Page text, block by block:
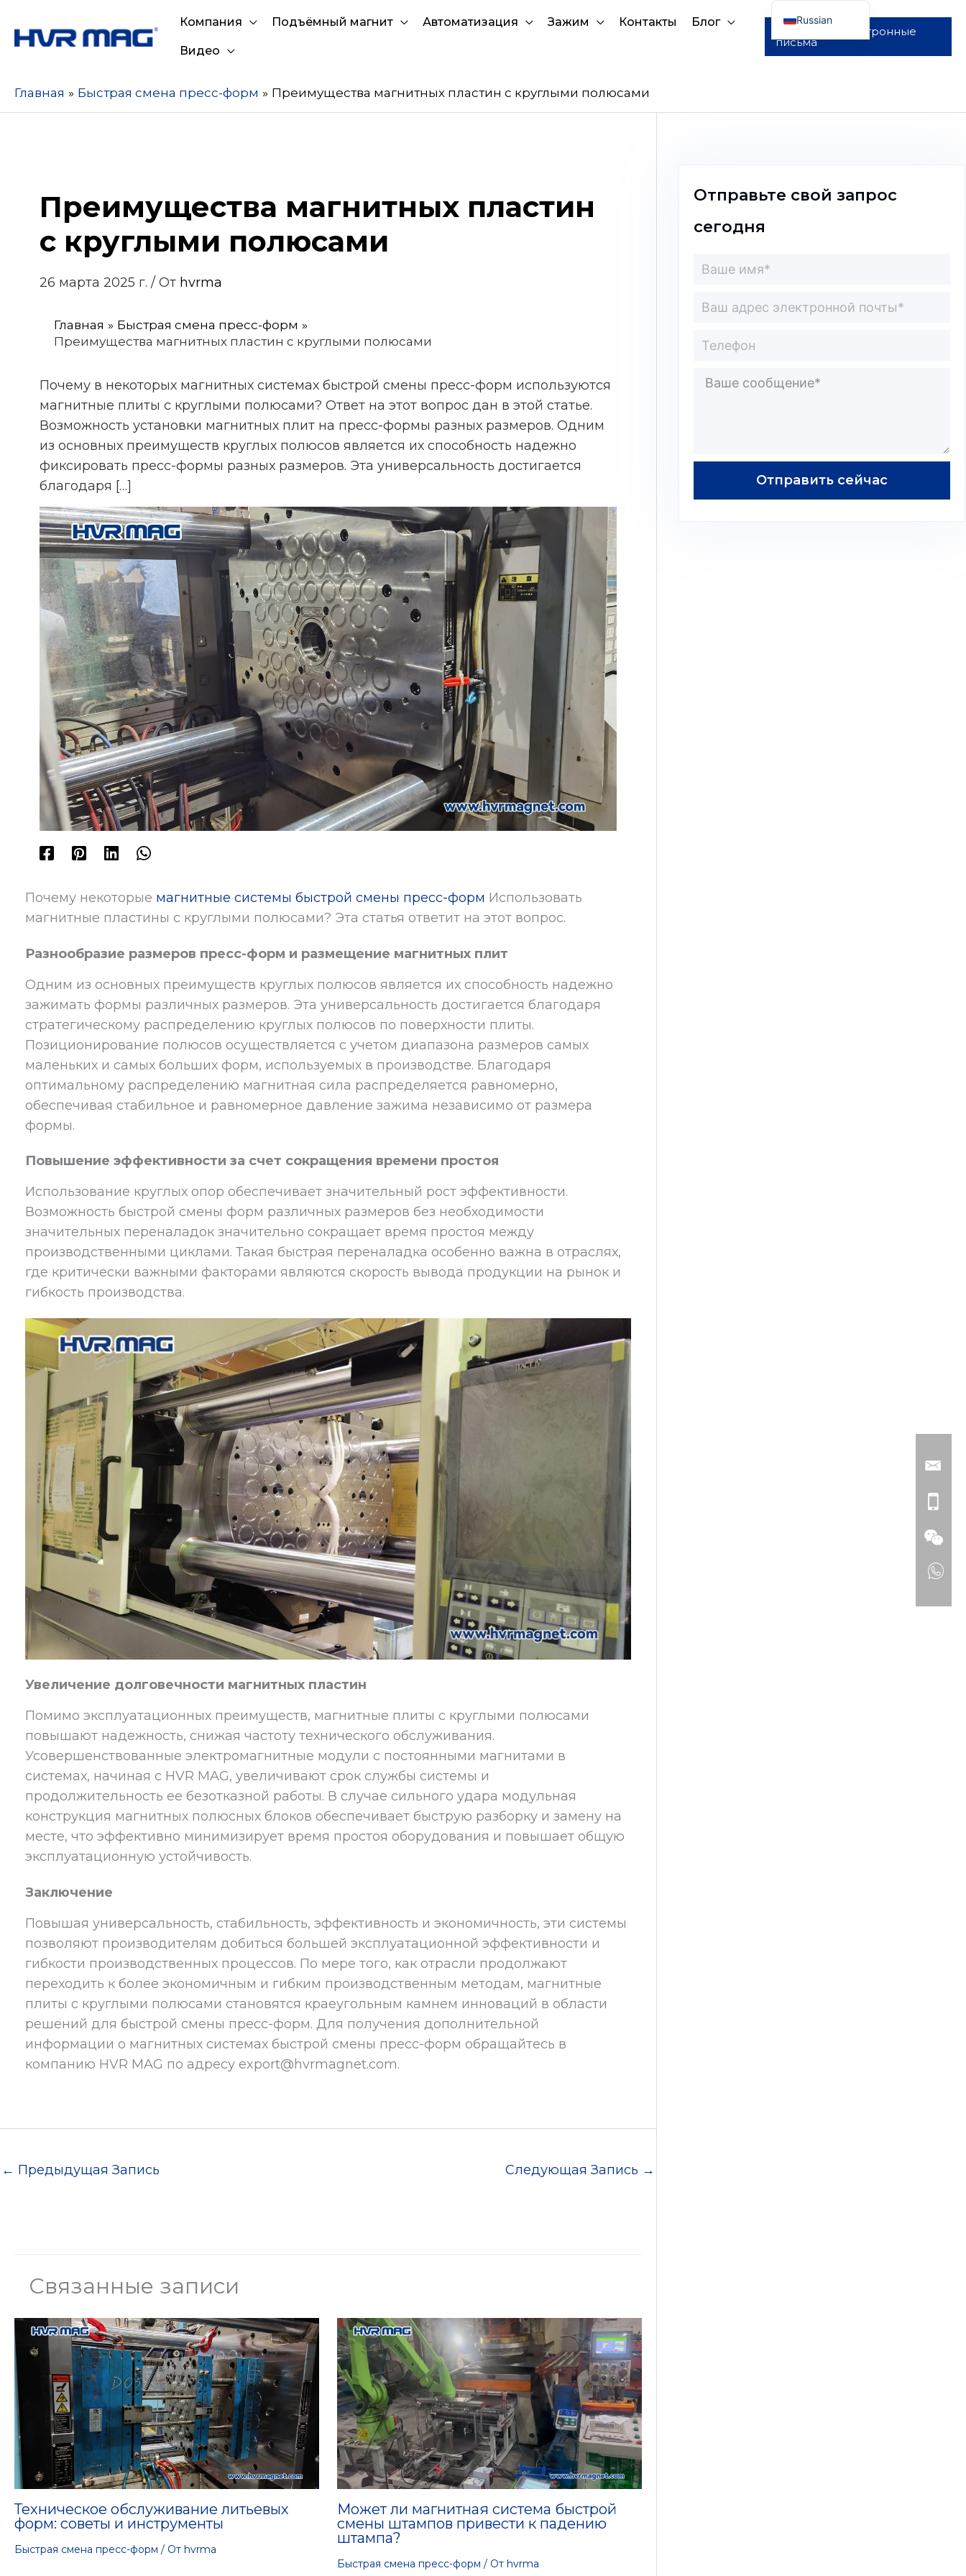
Компания Подъёмный магнит Автоматизация Зажим Контакты Блог
Видео
Отправить электронные
письма
Главная Быстрая смена пресс-форм Преимущества магнитных пластин с круглыми полюсами
Преимущества магнитных пластин
с круглыми полюсами
26 марта 2025 г. / От hvrma
Главная
Быстрая смена пресс-форм
Преимущества магнитных пластин с круглыми полюсами
Почему в некоторых магнитных системах быстрой смены пресс-форм используются
магнитные плиты с круглыми полюсами? Ответ на этот вопрос дан в этой статье.
Возможность установки магнитных плит на пресс-формы разных размеров. Одним
из основных преимуществ круглых полюсов является их способность надежно
фиксировать пресс-формы разных размеров. Эта универсальность достигается
благодаря […]
Почему некоторые магнитные системы быстрой смены пресс-форм Использовать
магнитные пластины с круглыми полюсами? Эта статья ответит на этот вопрос.
Разнообразие размеров пресс-форм и размещение магнитных плит
Одним из основных преимуществ круглых полюсов является их способность надежно
зажимать формы различных размеров. Эта универсальность достигается благодаря
стратегическому распределению круглых полюсов по поверхности плиты.
Позиционирование полюсов осуществляется с учетом диапазона размеров самых
маленьких и самых больших форм, используемых в производстве. Благодаря
оптимальному распределению магнитная сила распределяется равномерно,
обеспечивая стабильное и равномерное давление зажима независимо от размера
формы.
Повышение эффективности за счет сокращения времени простоя
Использование круглых опор обеспечивает значительный рост эффективности.
Возможность быстрой смены форм различных размеров без необходимости
значительных переналадок значительно сокращает время простоя между
производственными циклами. Такая быстрая переналадка особенно важна в отраслях,
где критически важными факторами являются скорость вывода продукции на рынок и
гибкость производства.
Увеличение долговечности магнитных пластин
Помимо эксплуатационных преимуществ, магнитные плиты с круглыми полюсами
повышают надежность, снижая частоту технического обслуживания.
Усовершенствованные электромагнитные модули с постоянными магнитами в
системах, начиная с HVR MAG, увеличивают срок службы системы и
продолжительность ее безотказной работы. В случае сильного удара модульная
конструкция магнитных полюсных блоков обеспечивает быструю разборку и замену на
месте, что эффективно минимизирует время простоя оборудования и повышает общую
эксплуатационную устойчивость.
Заключение
Повышая универсальность, стабильность, эффективность и экономичность, эти системы
позволяют производителям добиться большей эксплуатационной эффективности и
гибкости производственных процессов. По мере того, как отрасли продолжают
переходить к более экономичным и гибким производственным методам, магнитные
плиты с круглыми полюсами становятся краеугольным камнем инноваций в области
решений для быстрой смены пресс-форм. Для получения дополнительной
информации о магнитных системах быстрой смены пресс-форм обращайтесь в
компанию HVR MAG по адресу export@hvrmagnet.com.
← Предыдущая Запись Следующая Запись →
Связанные записи
Техническое обслуживание литьевых
форм: советы и инструменты
Быстрая смена пресс-форм / От hvrma
Может ли магнитная система быстрой
смены штампов привести к падению
штампа?
Быстрая смена пресс-форм / От hvrma
Отправьте свой запрос
сегодня
Отправить сейчас
Russian
English
Spanish